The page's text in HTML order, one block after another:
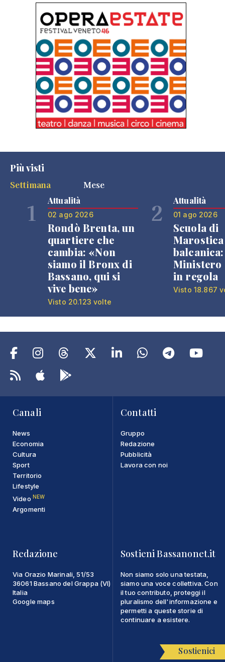
Più visti
Settimana
Mese
1 Attualità
02 ago 2026
Rondò Brenta, un
quartiere che
cambia: «Non
siamo il Bronx di
Bassano, qui si
vive bene»
Visto 20.123 volte
2 Attualità
01 ago 2026
Scuola di
Ministero
in regola
Visto 18.867
Canali
News
Economia
Cultura
Sport
Territorio
Lifestyle
Video NEW
Argomenti
Contatti
Gruppo
Redazione
Pubblicità
Lavora con noi
Redazione
Via Orazio Marinali, 51/53
36061 Bassano del Grappa (VI)
Italia
Google maps
Sostieni Bassanonet.it
Non siamo solo una testata,
siamo una voce collettiva. Con
il tuo contributo, proteggi il
pluralismo dell'informazione e
permetti a queste storie di
continuare a esistere.
Sostienici